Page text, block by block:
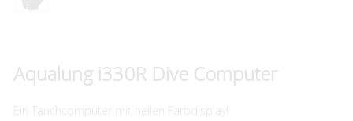
Aqualung i330R Dive Computer
Ein Tauchcomputer mit hellen Farbdisplay!